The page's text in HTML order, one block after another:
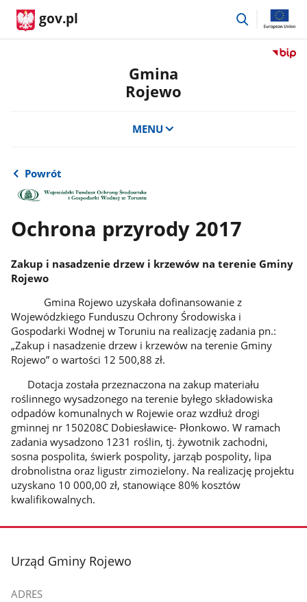
gov.pl
przejdź
Przejdź
Gmina
Rojewo
MENU
Powrót
Ochrona przyrody 2017
Zakup i nasadzenie drzew i krzewów na terenie Gminy
Rojewo
Gmina Rojewo uzyskała dofinansowanie z
Wojewódzkiego Funduszu Ochrony Środowiska i
Gospodarki Wodnej w Toruniu na realizację zadania pn.:
„Zakup i nasadzenie drzew i krzewów na terenie Gminy
Rojewo” o wartości 12 500,88 zł.
Dotacja została przeznaczona na zakup materiału
roślinnego wysadzonego na terenie byłego składowiska
odpadów komunalnych w Rojewie oraz wzdłuż drogi
gminnej nr 150208C Dobiesławice- Płonkowo. W ramach
zadania wysadzono 1231 roślin, tj. żywotnik zachodni,
sosna pospolita, świerk pospolity, jarząb pospolity, lipa
drobnolistna oraz ligustr zimozielony. Na realizację projektu
uzyskano 10 000,00 zł, stanowiące 80% kosztów
kwalifikowalnych.
stopka
Urząd Gminy Rojewo
ADRES